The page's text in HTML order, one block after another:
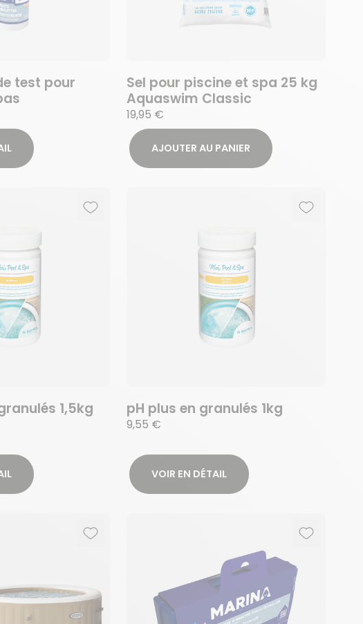
test pour
Sel pour piscine et spa 25 kg
Aquaswim Classic
19,95 €
AJOUTER AU PANIER
Ajouter aux favoris
Supprimer des favoris
1,5kg
Ajouter
pH plus en granulés 1kg
9,55 €
VOIR EN DÉTAIL
Ajouter aux favoris
Supprimer des favoris Ajouter